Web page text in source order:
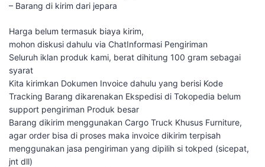
– Barang di kirim dari jepara
Harga belum termasuk biaya kirim,
mohon diskusi dahulu via ChatInformasi Pengiriman
Seluruh iklan produk kami, berat dihitung 100 gram sebagai
syarat
Kita kirimkan Dokumen Invoice dahulu yang berisi Kode
Tracking Barang dikarenakan Ekspedisi di Tokopedia belum
support pengiriman Produk besar
Barang dikirim menggunakan Cargo Truck Khusus Furniture,
agar order bisa di proses maka invoice dikirim terpisah
menggunakan jasa pengiriman yang dipilih si tokped (sicepat,
jnt dll)